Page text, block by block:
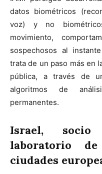
datos biométricos
voz) y no
movimiento,
sospechosos al
trata de un paso más en
pública, a través de
algoritmos de
permanentes.
Israel, socio
laboratorio
ciudades